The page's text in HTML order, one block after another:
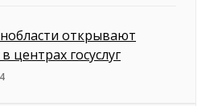
открывают
центрах госуслуг